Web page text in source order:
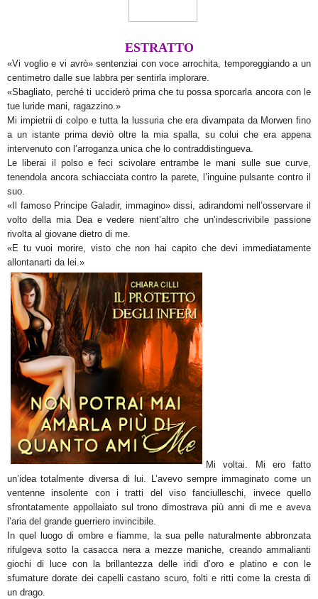
ESTRATTO
«Vi voglio e vi avrò» sentenziai con voce arrochita, temporeggiando a un
centimetro dalle sue labbra per sentirla implorare.
«Sbagliato, perché ti ucciderò prima che tu possasporcarla ancora con le
tue luride mani, ragazzino.»
Mi impietrii di colpo e tutta la lussuria che eradivampata da Morwen fino
a un istante prima deviò oltre la mia spalla, su colui che era appena
intervenuto con l’arroganza unica che lo contraddistingueva.
Le liberai il polso e feci scivolare entrambe le mani sullesue curve,
tenendola ancora schiacciata contro la parete, l’inguine pulsante contro il
suo.
«Il famoso Principe Galadir, immagino» dissi, adirandomi nell’osservare il
volto della mia Dea e vedere nient’altro che un’indescrivibile passione
rivolta al giovane dietro di me.
«E tu vuoi morire, visto che non hai capito che devi immediatamente
allontanarti da lei.»
Mi voltai. Mi ero fatto
un’idea totalmente diversa di lui. L’avevo sempre immaginato come un
ventenne insolente con i tratti del viso fanciulleschi, invece quello
sfrontatamente appollaiato sul trono dimostrava più anni di me e aveva
l’aria del grande guerriero invincibile.
In quel luogo di ombre e fiamme, la sua pelle naturalmente abbronzata
rifulgeva sotto la casacca nera a mezze maniche, creando ammalianti
giochi di luce con la brillantezza delle iridi d’oro e platino e con le
sfumature dorate dei capelli castano scuro, folti e ritti come la cresta di
un drago.